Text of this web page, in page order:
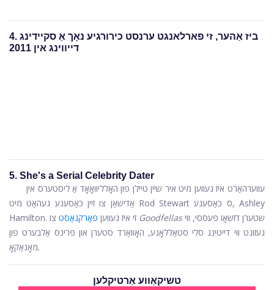
4. ביז אַהער, זי פארלאנגט ערנסט כירורגיע נאָך אַ סקיידינג
דייווינג אין 2011
5. She's a Serial Celebrity Dater
עווערהאַרט איז געווען מיט איר שיין טיילן פון האָלליוואָאָד אַ ליסטערס אין
אַדישאַן צו זיין כאַסענע געהאַט מיט Rod Stewart ס כאַסענע, Ashley
Hamilton. זי איז געווען פאַרקנאַסט Goodfellasשטערן דזשאָו פּעססי, ווי
געזונט ווי דייטינג סלי סטאַללאָנע, האָוואַרד סטערן און פּרינס אַלבערט פון
מאָנאַקאָ.
טשיקאַווע אַרטיקלען